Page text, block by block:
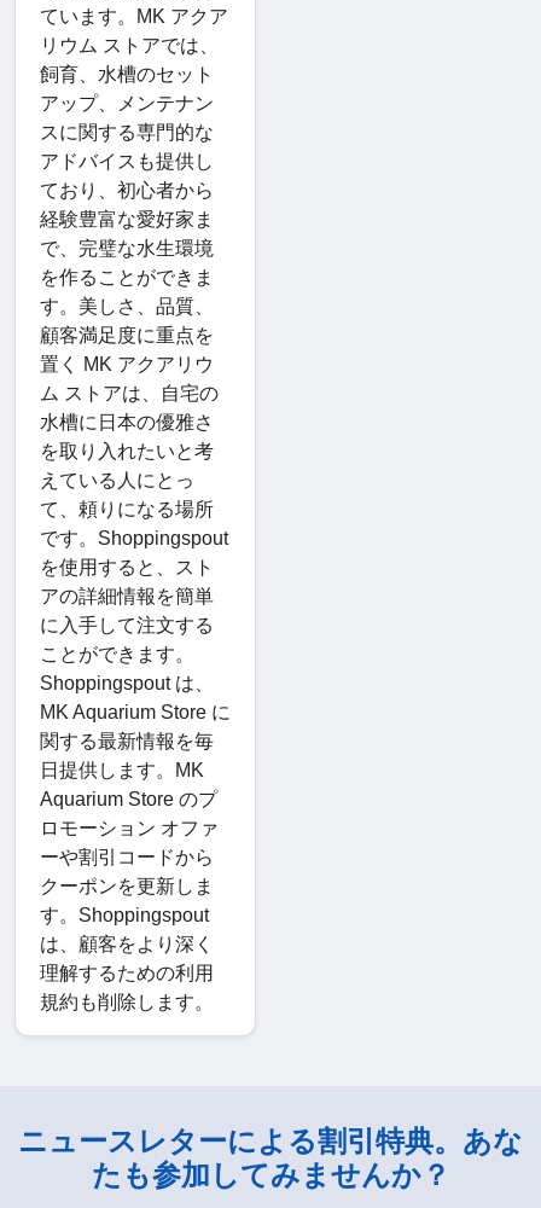
ています。MK アクア
リウム ストアでは、
飼育、水槽のセット
アップ、メンテナン
スに関する専門的な
アドバイスも提供し
ており、初心者から
経験豊富な愛好家ま
で、完璧な水生環境
を作ることができま
す。美しさ、品質、
顧客満足度に重点を
置く MK アクアリウ
ム ストアは、自宅の
水槽に日本の優雅さ
を取り入れたいと考
えている人にとっ
て、頼りになる場所
です。Shoppingspout
を使用すると、スト
アの詳細情報を簡単
に入手して注文する
ことができます。
Shoppingspout は、
MK Aquarium Store に
関する最新情報を毎
日提供します。MK
Aquarium Store のプ
ロモーション オファ
ーや割引コードから
クーポンを更新しま
す。Shoppingspout
は、顧客をより深く
理解するための利用
規約も削除します。
ニュースレターによる割引特典。あな
たも参加してみませんか？